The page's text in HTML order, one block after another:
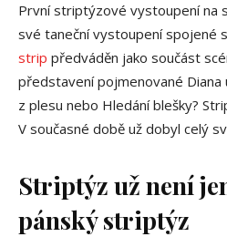
První striptýzové vystoupení na
své taneční vystoupení spojené
strip předváděn jako součást
představení pojmenované Diana
z plesu nebo Hledání blešky?
V současné době už dobyl celý
Striptýz už není
pánský striptýz